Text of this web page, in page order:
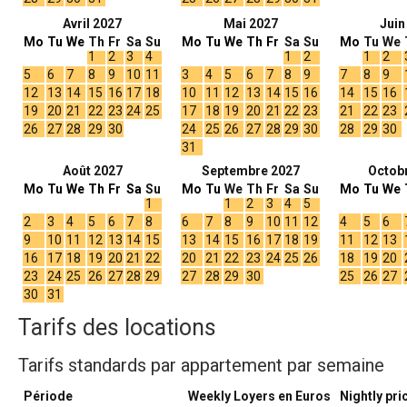
Avril 2027
Mo Tu We Th
1
Fr
2
Sa
3
Su
4
5
6 7 8 9 10 11
12
13 14 15 16 17 18
19
20 21 22 23 24 25
26
27 28 29 30
Mai 2027
Mo Tu We Th Fr Sa
1
Su
2
3
4 5 6 7 8
9
10
11 12 13 14 15 16
17
18 19 20 21 22 23
24
25 26 27 28 29 30
31
Juin
Mo Tu
1
We
2
7
8 9
14
15 16
21
22 23
28
29 30
Août 2027
Mo Tu We Th Fr Sa Su
1
2
3 4 5 6 7
8
9
10 11 12 13 14 15
16
17 18 19 20 21 22
23
24 25 26 27 28 29
30
31
Septembre 2027
Mo Tu We
1
Th
2
Fr
3
Sa
4
Su
5
6
7 8 9 10 11 12
13
14 15 16 17 18 19
20
21 22 23 24 25 26
27
28 29 30
Mo Tu We
4 5 6
11
12 13
18
19 20
25
26 27
Tarifs des locations
Tarifs standards par appartement par semaine
Période Weekly Loyers en Euros Nightly